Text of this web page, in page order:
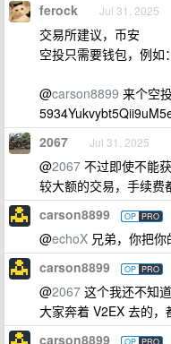
ferock Jul 31, 2025
交易所建议，币安
空投只需要钱包，例如：
@carson8899 来个空投
2067 Jul 31, 2025
@2067 不过即使不能
较大额的交易，手续费
carson8899 OP PRO
@echoX 兄弟，你把
carson8899 OP PRO
@2067 这个我还不知
大家奔着 V2EX 去的，
carson8899